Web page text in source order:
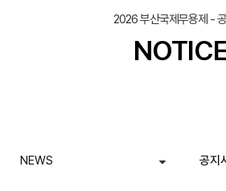
2026 부산국제무용제 -
NEWS 공지